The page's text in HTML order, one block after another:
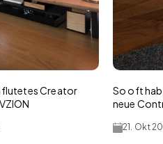
Creator
So oft
neue
21. Okt